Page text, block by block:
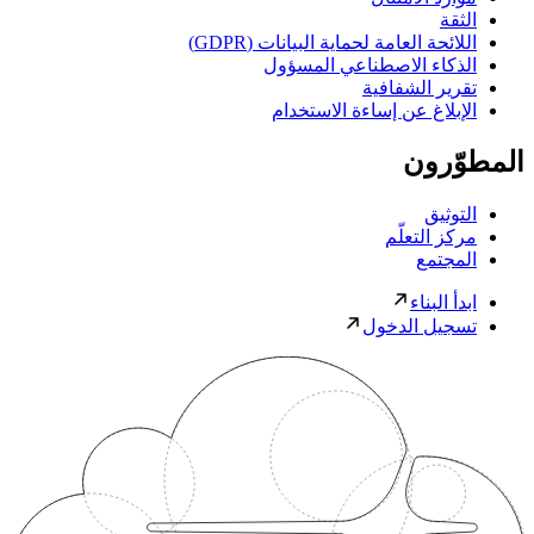
الثقة
اللائحة العامة لحماية البيانات (GDPR)
الذكاء الاصطناعي المسؤول
تقرير الشفافية
الإبلاغ عن إساءة الاستخدام
المطوّرون
التوثيق
مركز التعلّم
المجتمع
ابدأ البناء
تسجيل الدخول